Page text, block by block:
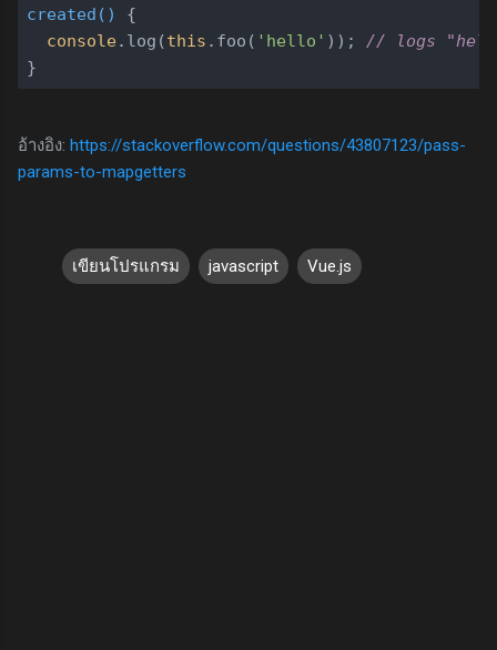
created ( )
{
console.log(this .foo( 'hello' )); // logs
อ้างอิง: https://stackoverflow.com/questions/43807123/pass-
params-to-mapgetters
เขียนโปรแกรม javascript Vue.js